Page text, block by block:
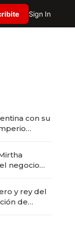
Sign In
con su
negocio
y rey del
de